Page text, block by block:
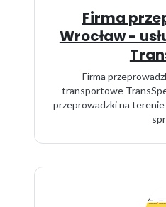
Firma
Wrocław -
Firma
transportowe
przeprowadzki na terenie